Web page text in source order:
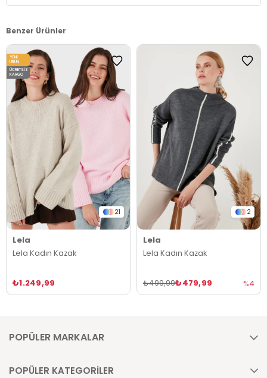
Benzer Ürünler
21
Lela
Lela Kadın Kazak
₺1.249,99
YENI
ÜRÜN
ÜCRETSIZ
KARGO
2
Lela
Lela Kadın Kazak
₺479,99
₺499,99 %4
POPÜLER MARKALAR
POPÜLER KATEGORİLER